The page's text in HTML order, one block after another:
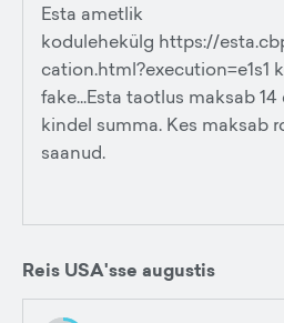
Esta ametlik
kodulehekülg https://
cation.html?execution=e1s1
fake...Esta taotlus maksab
kindel summa. Kes maksab
saanud.
Reis USA'sse augustis